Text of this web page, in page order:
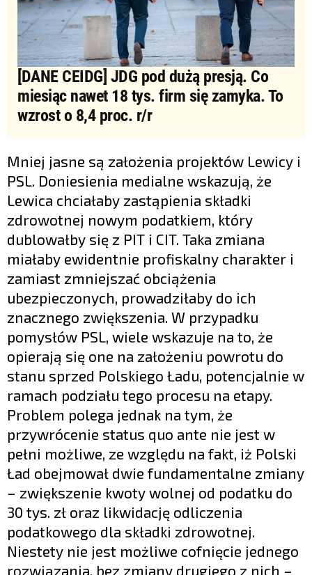
[DANE CEIDG] JDG pod dużą presją. Co
miesiąc nawet 18 tys. firm się zamyka. To
wzrost o 8,4 proc. r/r
Mniej jasne są założenia projektów Lewicy i
PSL. Doniesienia medialne wskazują, że
Lewica chciałaby zastąpienia składki
zdrowotnej nowym podatkiem, który
dublowałby się z PIT i CIT. Taka zmiana
miałaby ewidentnie profiskalny charakter i
zamiast zmniejszać obciążenia
ubezpieczonych, prowadziłaby do ich
znacznego zwiększenia. W przypadku
pomysłów PSL, wiele wskazuje na to, że
opierają się one na założeniu powrotu do
stanu sprzed Polskiego Ładu, potencjalnie w
ramach podziału tego procesu na etapy.
Problem polega jednak na tym, że
przywrócenie status quo ante nie jest w
pełni możliwe, ze względu na fakt, iż Polski
Ład obejmował dwie fundamentalne zmiany
– zwiększenie kwoty wolnej od podatku do
30 tys. zł oraz likwidację odliczenia
podatkowego dla składki zdrowotnej.
Niestety nie jest możliwe cofnięcie jednego
rozwiązania, bez zmiany drugiego z nich –